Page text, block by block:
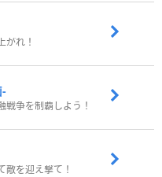
がれ！
争を制覇しよう！
敵を迎え撃て！